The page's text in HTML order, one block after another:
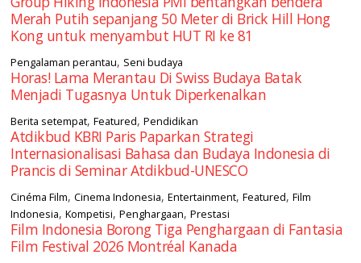
Merah Putih sepanjang 50 Meter di Brick Hill Hong
Kong untuk menyambut HUT RI ke 81
Pengalaman perantau, Seni budaya
Horas! Lama Merantau Di Swiss Budaya Batak
Menjadi Tugasnya Untuk Diperkenalkan
Berita setempat,Featured,Pendidikan
Atdikbud KBRI Paris Paparkan Strategi
Internasionalisasi Bahasa dan Budaya Indonesia di
Prancis di Seminar Atdikbud-UNESCO
Cinéma Film,Cinema Indonesia,Entertainment,Featured,Film
Indonesia,Kompetisi,Penghargaan,Prestasi
Film Indonesia Borong Tiga Penghargaan di Fantasia
Film Festival 2026 Montréal Kanada